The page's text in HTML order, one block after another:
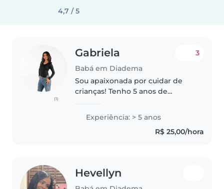
4,7 / 5
(1)
Gabriela
Babá em Diadema
3
Sou apaixonada por cuidar de
crianças! Tenho 5 anos de
e adoro atividades criativas como
desenho, música e artesanato.
Transmito segurança, confiança..
Experiência: > 5 anos
R$ 25,00/hora
Hevellyn